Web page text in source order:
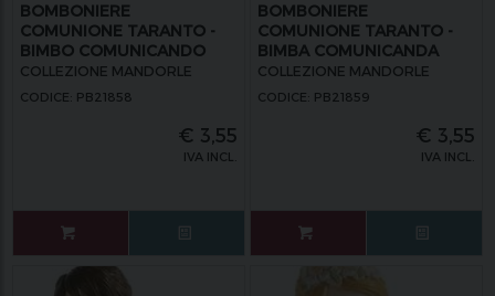
BOMBONIERE
COMUNIONE TARANTO -
BIMBO COMUNICANDO
COLLEZIONE MANDORLE
CODICE: PB21858
€ 3,55
IVA INCL.
BOMBONIERE
COMUNIONE TARANTO -
BIMBA COMUNICANDA
COLLEZIONE MANDORLE
CODICE: PB21859
€ 3,55
IVA INCL.